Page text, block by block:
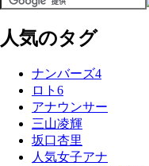
人気のタグ
ナンバーズ4
ロト6
アナウンサー
三山凌輝
坂口杏里
人気女子アナ